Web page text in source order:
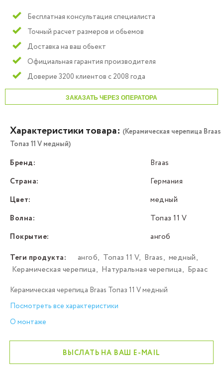
Бесплатная консультация специалиста
Точный расчет размеров и обьемов
Доставка на ваш обьект
Официальная гарантия производителя
Доверие 3200 клиентов с 2008 года
ЗАКАЗАТЬ ЧЕРЕЗ ОПЕРАТОРА
Характеристики товара: (Керамическая черепица Braas
Топаз 11 V медный)
Бренд:
Braas
Страна:
Германия
Цвет:
медный
Волна:
Топаз 11 V
Покрытие:
ангоб
Теги продукта:
ангоб, Топаз 11 V, Braas, медный,
Керамическая черепица, Натуральная черепица, Браас
Керамическая черепица Braas Топаз 11 V медный
Посмотреть все характеристики
О монтаже
ВЫСЛАТЬ НА ВАШ E-MAIL